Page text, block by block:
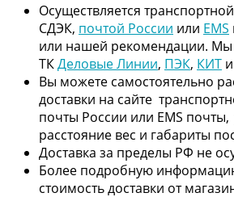
Осуществляется
СДЭК, почтой России или EMS
или нашей рекомендации. Мы
ТКДеловые Линии, ПЭК, КИТ
Вы можете самостоятельно
доставки на сайте
почты России или EMS
расстояние вес и габариты
Доставка за пределы РФ не
Более подробную
стоимость доставки от